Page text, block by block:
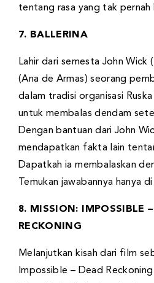
tentang rasa yang tak pernah
7. BALLERINA
Lahir dari semesta John Wick
(Ana de Armas) seorang
dalam tradisi organisasi
untuk membalas dendam
Dengan bantuan dari John
mendapatkan fakta lain
Dapatkah ia membalaskan
Temukan jawabannya hanya
8. MISSION: IMPOSSIBLE
RECKONING
Melanjutkan kisah dari film
Impossible – Dead